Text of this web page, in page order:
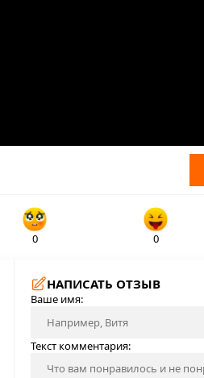
0 0
НАПИСАТЬ ОТЗЫВ
Ваше имя:
Текст комментария: